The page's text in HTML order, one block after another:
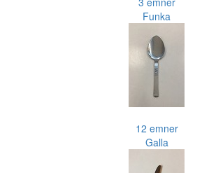
Funka
12 emner
Galla